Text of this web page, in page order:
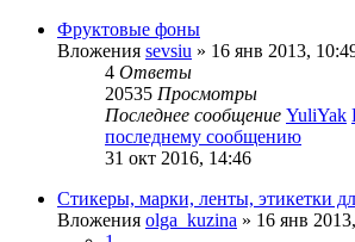
Фруктовые фоны
Вложения sevsiu » 16 янв 2013,
4 Ответы
20535 Просмотры
Последнее сообщение YuliYak
последнему сообщению
31 окт 2016, 14:46
Стикеры, марки, ленты, этикетки
Вложения olga_kuzina » 16 янв